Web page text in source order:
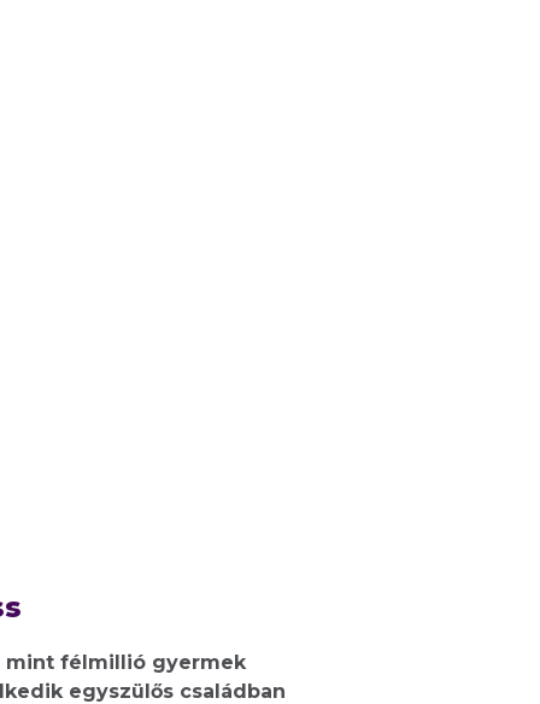
mint félmillió gyermek
egyszülős családban